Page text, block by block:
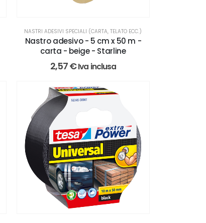
NASTRI ADESIVI SPECIALI (CARTA, TELATO ECC.)
Nastro adesivo - 5 cm x 50 m -
carta - beige - Starline
2,57€Iva inclusa